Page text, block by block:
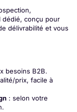
dédié, conçu pour
délivrabilité et vous
besoins B2B.
prix, facile à
: selon votre